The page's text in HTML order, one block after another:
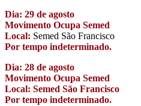
Dia: 29 de agosto
Movimento Ocupa Semed
Local: Semed São Francisco
Por tempo indeterminado.
Dia: 28 de agosto
Movimento Ocupa Semed
Local: Semed São Francisco
Por tempo indeterminado.